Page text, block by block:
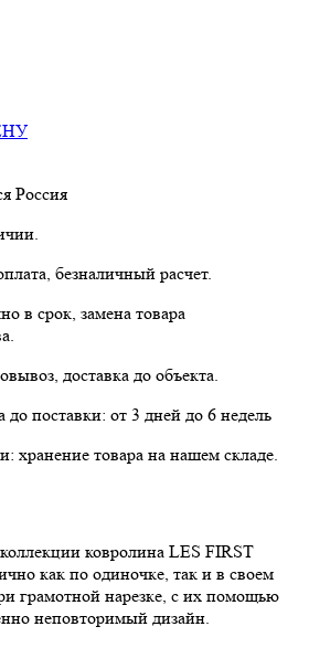
Россия
безналичный расчет.
в срок, замена товара
доставка до объекта.
до поставки: от 3 дней до 6 недель
хранение товара на нашем складе.
ковролина LES FIRST
как по одиночке, так и в своем
грамотной нарезке, с их помощью
неповторимый дизайн.